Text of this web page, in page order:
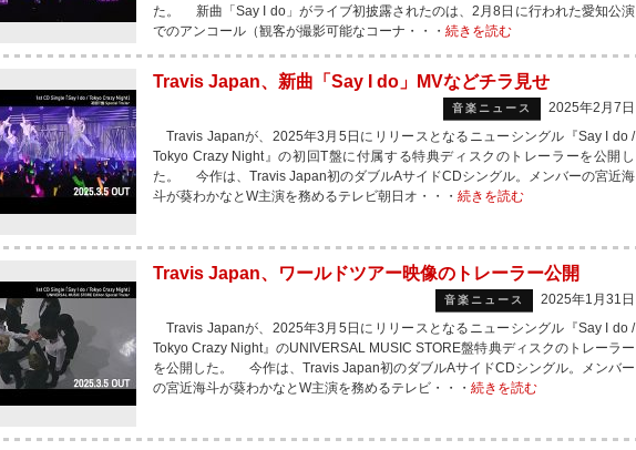
た。 新曲「Say I do」がライブ初披露されたのは、2月8日に行われた愛知公演
でのアンコール（観客が撮影可能なコーナ・・・ 続きを読む
Travis Japan、新曲「Say I do」MVなどチラ見せ
音楽ニュース
2025年2月7日
Travis Japanが、2025年3月5日にリリースとなるニューシングル『Say I do /
Tokyo Crazy Night』の初回T盤に付属する特典ディスクのトレーラーを公開し
た。 今作は、Travis Japan初のダブルAサイドCDシングル。メンバーの宮近海
斗が葵わかなとW主演を務めるテレビ朝日オ・・・ 続きを読む
Travis Japan、ワールドツアー映像のトレーラー公開
音楽ニュース
2025年1月31日
Travis Japanが、2025年3月5日にリリースとなるニューシングル『Say I do /
Tokyo Crazy Night』のUNIVERSAL MUSIC STORE盤特典ディスクのトレーラー
を公開した。 今作は、Travis Japan初のダブルAサイドCDシングル。メンバー
の宮近海斗が葵わかなとW主演を務めるテレビ・・・ 続きを読む